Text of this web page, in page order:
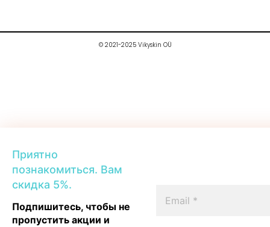
Приятно
познакомиться. Вам
скидка 5%.
Подпишитесь, чтобы не
пропустить акции и
© 2021-2025 Vikyskin OÜ